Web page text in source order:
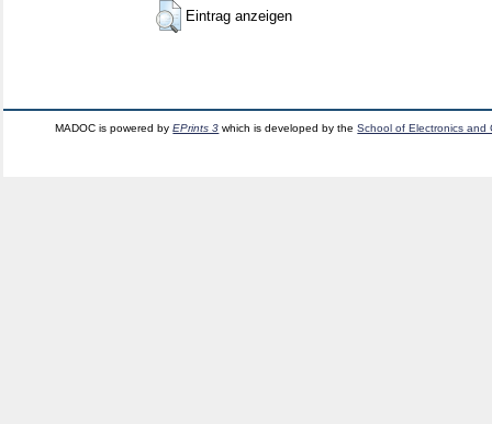
Eintrag anzeigen
MADOC is powered byEPrints 3 which is developed by theSchool of Electronics and